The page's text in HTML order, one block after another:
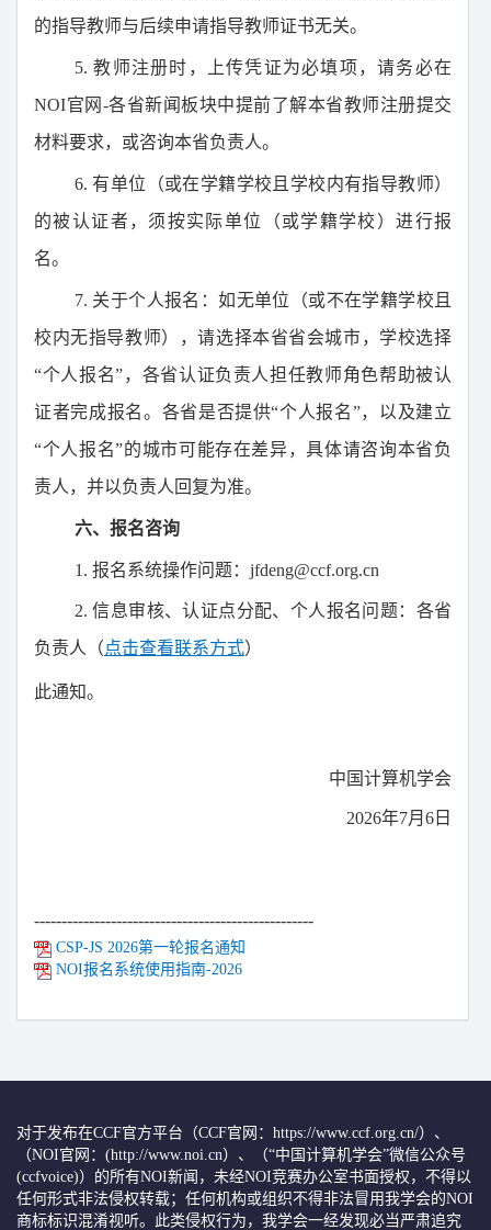
的指导教师与后续申请指导教师证书无关。
5.教师注册时，上传凭证为必填项，请务必在
NOI官网 -各省新闻板块中提前了解本省教师注册提交
材料要求，或咨询本省负责人。
6.有单位（或在学籍学校且学校内有指导教师）
的被认证者，须按实际单位（或学籍学校）进行报
名。
7. 关于个人报名：如无单位（或不在学籍学校且
校内无指导教师），请选择本省省会城市，学校选择
“个人报名”，各省认证负责人担任教师角色帮助被认
证者完成报名。各省是否提供“个人报名”，以及建立
“个人报名”的城市可能存在差异，具体请咨询本省负
责人，并以负责人回复为准。
六、报名咨询
1. 报名系统操作问题： jfdeng@ccf.org.cn
2.信息审核、认证点分配、个人报名问题：各省
负责人（点击查看联系方式）
此通知。
中国计算机学会
2026年7月 6 日
---------------------------------------------------
CSP-JS 2026第一轮报名通知
NOI报名系统使用指南-2026
对于发布在CCF官方平台（CCF官网：https://www.ccf.org.cn/）、
（NOI官网：(http://www.noi.cn）、（“中国计算机学会”微信公众号
(ccfvoice)）的所有NOI新闻，未经NOI竞赛办公室书面授权，不得以
任何形式非法侵权转载；任何机构或组织不得非法冒用我学会的NOI
商标标识混淆视听。此类侵权行为，我学会一经发现必当严肃追究